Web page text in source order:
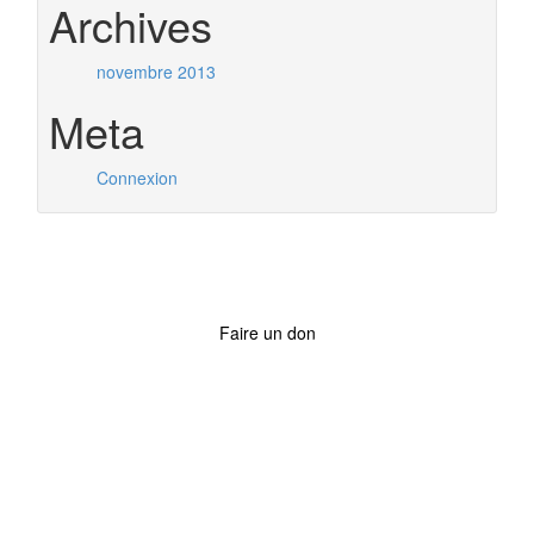
Archives
novembre 2013
Meta
Connexion
Faire un don